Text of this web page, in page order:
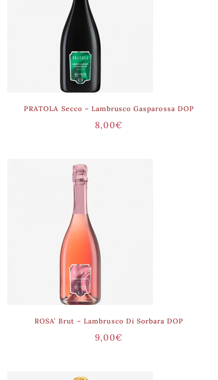
PRATOLA Secco – Lambrusco Gasparossa DOP
8,00€
ROSA’ Brut – Lambrusco Di Sorbara DOP
9,00€